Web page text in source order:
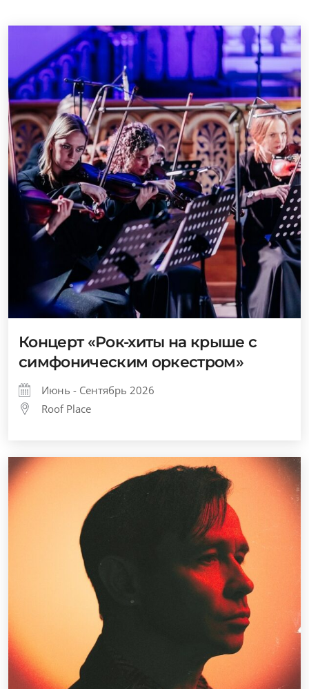
Концерт «Рок-хиты на крыше с
симфоническим оркестром»
Июнь - Сентябрь 2026
Roof Place